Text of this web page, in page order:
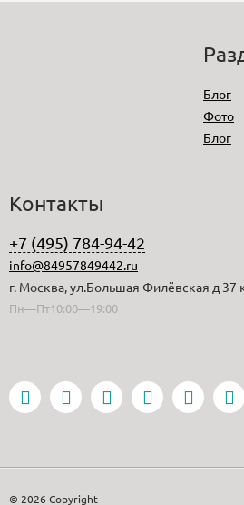
Блог
Фото
Блог
Контакты
+7 (495) 784-94-42
info@84957849442.ru
г. Москва, ул.Большая Филёвская д 37
Пн—Пт10:00—19:00
© 2026 Copyright